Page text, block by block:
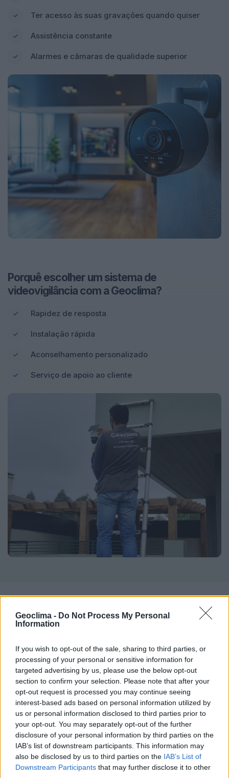
Geoclima - Do Not Process My Personal
Information
If you wish to opt-out of the sale, sharing to third parties, or
processing of your personal or sensitive information for
targeted advertising by us, please use the below opt-out
section to confirm your selection. Please note that after your
opt-out request is processed you may continue seeing
interest-based ads based on personal information utilized by
us or personal information disclosed to third parties prior to
your opt-out. You may separately opt-out of the further
disclosure of your personal information by third parties on the
IAB’s list of downstream participants. This information may
also be disclosed by us to third parties on the IAB’s List of
Downstream Participants that may further disclose it to other
Ter acesso às suas gravações quando quiser
Assistência constante
Alarmes e câmaras de qualidade superior
Porquê escolher um sistema de
videovigilância com a Geoclima?
Rapidez de resposta
Instalação rápida
Aconselhamento personalizado
Serviço de apoio ao cliente
Instalação com apenas 2 fios entre o monitor
Visualização e comunicação em tempo real, com
receção de imagem e som de alta qualidade.
Comunicação bidirecional: fale com quem se
encontraà sua porta com toda a comodidade.
Abertura remota de portões ou cancelas através
do telemóvel.
Controlo total via aplicação móvel, mesmo à
distância.